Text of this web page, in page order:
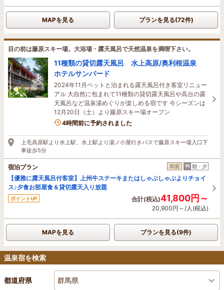
MAPを見る プランを見る(72件)
目の前は藤原スキー場。大浴場・露天風呂で天然温泉を満喫下さい。
11種類の貸切露天風呂 水上高原/奥利根温泉
ホテルサンバード
2024年11月ペットと泊まれる露天風呂付き客室リニュー
アル 大自然に包まれて11種類の貸切露天風呂や高台の露
天風呂など温泉湯めぐりが楽しめる宿です 今シーズンは
12月20日（土）より藤原スキー場オープン
1名がこの宿を見ています
4時間前に予約されました
上毛高原駅より水上駅、水上駅より湯ノ小屋行きバスで藤原スキー場入口下
車徒歩5分
宿泊プラン 和室 朝・夕
【優雅に露天風呂付客室】上州牛ステーキまたはしゃぶしゃぶよりチョイ
ス♪夕食お部屋食＆貸切露天入り放題
ポイントUP 合計(税込)41,800円～
20,900円～/人(税込)
MAPを見る プランを見る(9件)
温泉宿を検索
都道府県 群馬県